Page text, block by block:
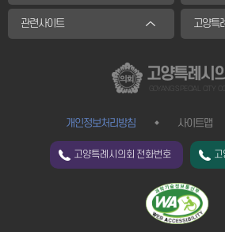
관련사이트 고양특
고양특례시
GOYANG SPECIAL CITY
개인정보처리방침 사이트맵
고양특례시의회 전화번호 고